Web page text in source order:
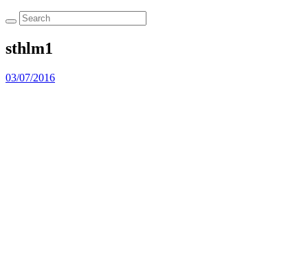
sthlm1
03/07/2016